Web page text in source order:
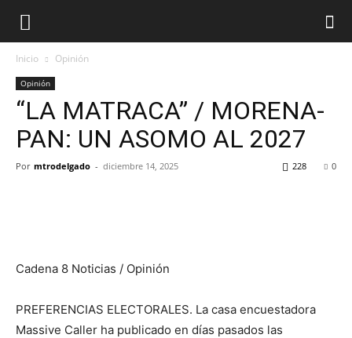
Inicio Opinión
Opinión
“LA MATRACA” / MORENA-
PAN: UN ASOMO AL 2027
Por mtrodelgado - diciembre 14, 2025 0
228
Cadena 8 Noticias / Opinión
PREFERENCIAS ELECTORALES. La casa encuestadora
Massive Caller ha publicado en días pasados las